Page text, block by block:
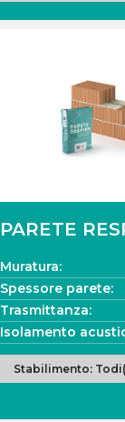
PARETE
Muratura:
Spessore parete:
Trasmittanza:
Isolamento
Stabilimento: